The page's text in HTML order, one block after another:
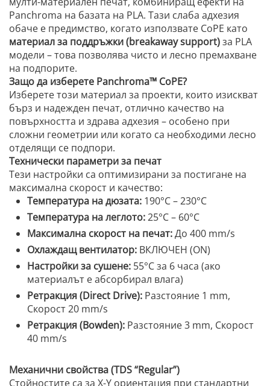
Panchroma на базата на PLA. Тази слаба адхезия
обаче е предимство, когато използвате CoPE като
материал за поддръжки (breakaway support)за PLA
модели – това позволява чисто и лесно премахване
на подпорите.
Защо да изберете Panchroma™ CoPE?
Изберете този материал за проекти, които изискват
бърз и надежден печат, отлично качество на
повърхността и здрава адхезия – особено при
сложни геометрии или когато са необходими лесно
отделящи се подпори.
Технически параметри за печат
Тези настройки са оптимизирани за постигане на
максимална скорост и качество:
Температура на дюзата: 190°C – 230°C
Температура на леглото:25°C – 60°C
Максимална скорост на печат:До 400 mm/s
Охлаждащ вентилатор: ВКЛЮЧЕН (ON)
Настройки за сушене: 55°C за 6 часа (ако
материалът е абсорбирал влага)
Ретракция (Direct Drive): Разстояние 1 mm,
Скорост 20 mm/s
Ретракция (Bowden): Разстояние 3 mm, Скорост
40 mm/s
Механични свойства (TDS “Regular”)
Стойностите са за X-Y ориентация при стандартни